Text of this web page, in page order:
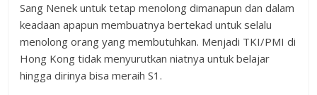
Sang Nenek untuk tetap menolong dimanapun dan dalam
keadaan apapun membuatnya bertekad untuk selalu
menolong orang yang membutuhkan. Menjadi TKI/PMI di
Hong Kong tidak menyurutkan niatnya untuk belajar
hingga dirinya bisa meraih S1.